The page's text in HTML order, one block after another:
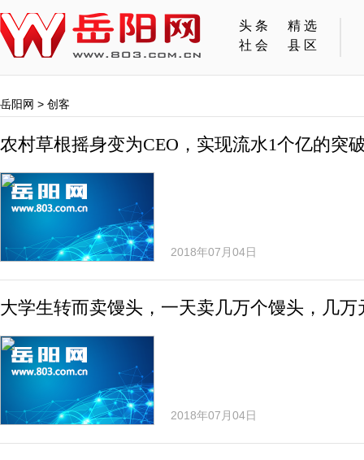
头条
精选
社会
县区
岳阳网 > 创客
农村草根摇身变为CEO，实现流水1个亿的
2018年07月04日
大学生转而卖馒头，一天卖几万个馒头，几万
2018年07月04日